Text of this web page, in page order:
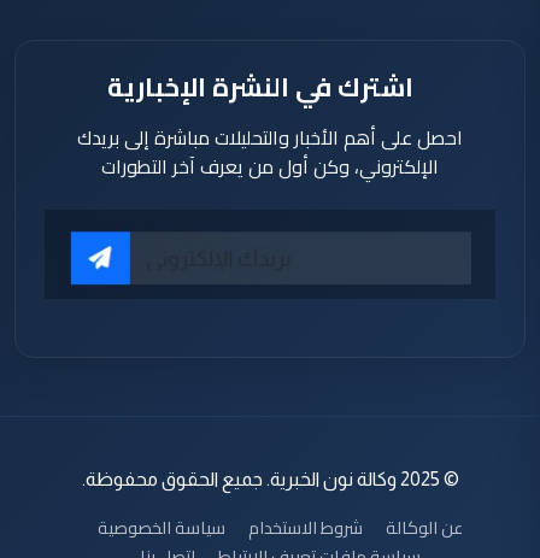
اشترك في النشرة الإخبارية
احصل على أهم الأخبار والتحليلات مباشرة إلى بريدك
الإلكتروني، وكن أول من يعرف آخر التطورات
© 2025 وكالة نون الخبرية. جميع الحقوق محفوظة.
عن الوكالة شروط الاستخدام
سياسة الخصوصية